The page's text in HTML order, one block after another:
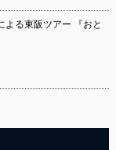
よる東阪ツアー 『おと